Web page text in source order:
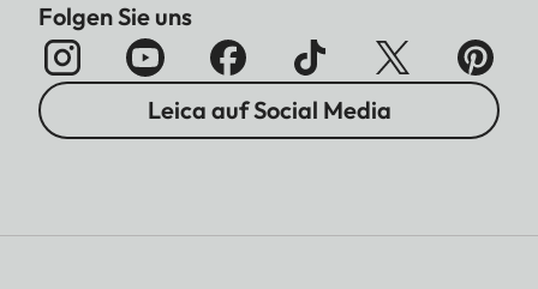
Folgen Sie uns
Leica auf Social Media